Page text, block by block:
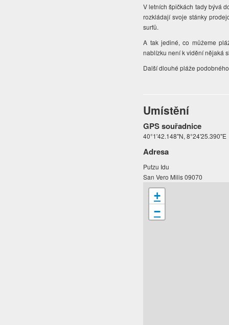
V letních špičkách tady bývá
rozkládají svoje stánky
surfů.
A tak jediné, co můžeme
nablízku není k vidění nějaká
Další dlouhé pláže
Umístění
GPS souřadnice
40°1'42.148"N, 8°24'25.390"E
Adresa
Putzu Idu
San Vero Milis 09070
+
−